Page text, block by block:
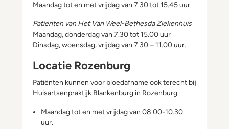
Maandag tot en met vrijdag van 7.30 tot 15.45 uur.
Patiënten van Het Van Weel-Bethesda Ziekenhuis
Maandag, donderdag van 7.30 tot 15.00 uur
Dinsdag, woensdag, vrijdag van 7.30 – 11.00 uur.
Locatie Rozenburg
Patiënten kunnen voor bloedafname ook terecht bij
Huisartsenpraktijk Blankenburg in Rozenburg.
Maandag tot en met vrijdag van 08.00-10.30
uur.